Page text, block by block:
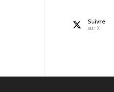
Suivre
sur X